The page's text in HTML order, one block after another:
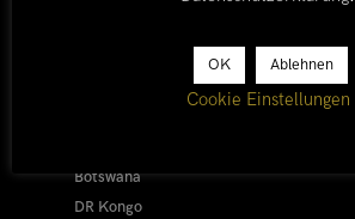
Botswana
DR Kongo
OK Ablehnen
Cookie Einstellungen